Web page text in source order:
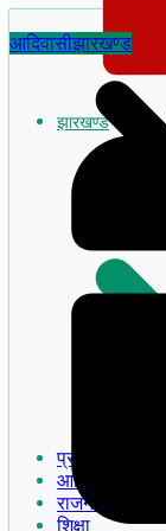
झारखण्ड
प्रमुख खबरे
आदिवासी
राजनीति
शिक्षा
आदिवासीझारखण्ड